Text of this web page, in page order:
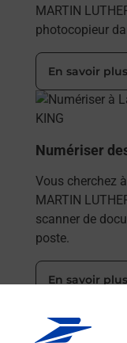
MARTIN
photocopieur
En savoir plus
En savoir plus
Numériser
Vous cherchez
MARTIN
scanner de
poste.
En savoir plus